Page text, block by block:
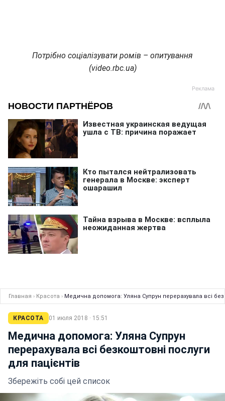
Потрібно соціалізувати ромів – опитування
(video.rbc.ua)
Главная › Красота › Медична допомога: Уляна Супрун перерахувала всі
КРАСОТА 01 июля 2018 · 15:51
Медична допомога: Уляна Супрун
перерахувала всі безкоштовні послуги
для пацієнтів
Збережіть собі цей список